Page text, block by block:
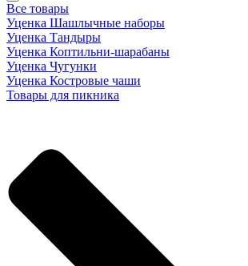
Все товары
Уценка Шашлычные наборы
Уценка Тандыры
Уценка Коптильни-шарабаны
Уценка Чугунки
Уценка Костровые чаши
Товары для пикника